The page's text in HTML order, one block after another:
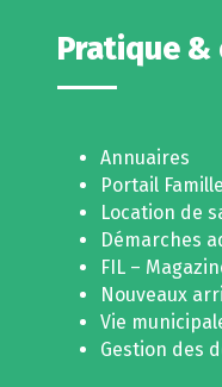
Pratique &
Annuaires
Portail
Location de
Démarches
FIL –
Nouveaux
Vie
Gestion des